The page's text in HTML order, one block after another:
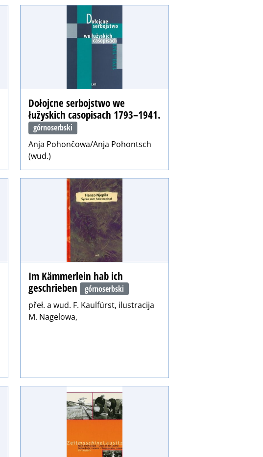
Dołojcne serbojstwo we
łužyskich casopisach 1793–1941.
górnoserbski
Anja Pohončowa/Anja Pohontsch
(wud.)
Im Kämmerlein hab ich
geschrieben
górnoserbski
přeł. a wud. F. Kaulfürst, ilustracija
M. Nagelowa,